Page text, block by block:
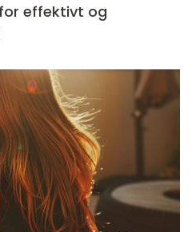
effektivt og